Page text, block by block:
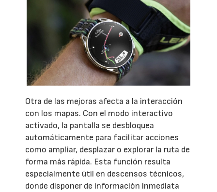
Otra de las mejoras afecta a la interacción
con los mapas. Con el modo interactivo
activado, la pantalla se desbloquea
automáticamente para facilitar acciones
como ampliar, desplazar o explorar la ruta de
forma más rápida. Esta función resulta
especialmente útil en descensos técnicos,
donde disponer de información inmediata